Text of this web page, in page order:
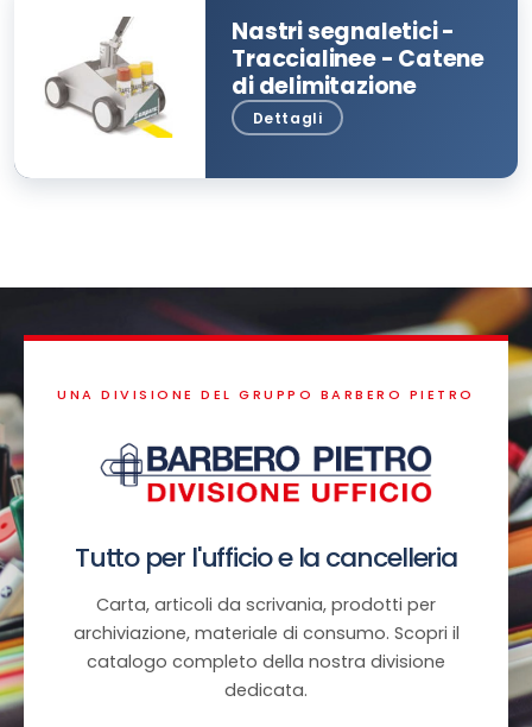
Nastri segnaletici -
Traccialinee - Catene
di delimitazione
UNA DIVISIONE DEL GRUPPO BARBERO PIETRO
Tutto per l'ufficio e la cancelleria
Carta, articoli da scrivania, prodotti per
archiviazione, materiale di consumo. Scopri il
catalogo completo della nostra divisione
dedicata.